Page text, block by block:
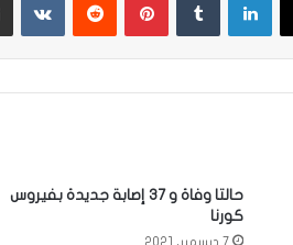
حالتا وفاة و 37 إصابة جديدة بفيروس
كورنا
7 ديسمبر، 2021